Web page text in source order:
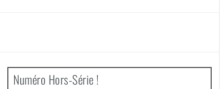
Numéro Hors-Série !